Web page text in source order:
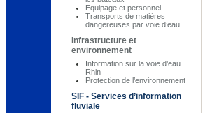
Equipage et personnel
Transports de matières
dangereuses par voie d’eau
Infrastructure et
environnement
Information sur la voie d’eau
Rhin
Protection de l’environnement
SIF - Services d’information
fluviale